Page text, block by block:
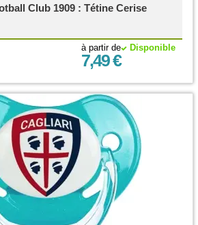
Club 1909 : Tétine Cerise
Disponible
à partir de
7,49 €